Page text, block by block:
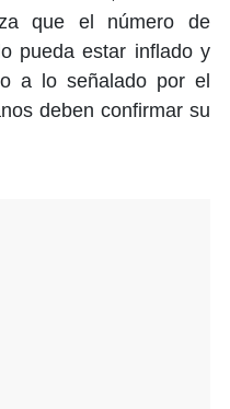
que el número de
pueda estar inflado y
a lo señalado por el
deben confirmar su